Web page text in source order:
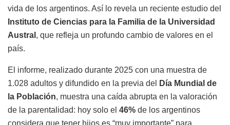
vida de los argentinos. Así lo revela un reciente estudio del
Instituto de Ciencias para la Familia de la Universidad
Austral , que refleja un profundo cambio de valores en el
país.
El informe, realizado durante 2025 con una muestra de
1.028 adultos y difundido en la previa del
Día Mundial de
la Población, muestra una caída abrupta en la valoración
de la parentalidad: hoy solo el 46% de los argentinos
considera que tener hijos es “muy importante” para